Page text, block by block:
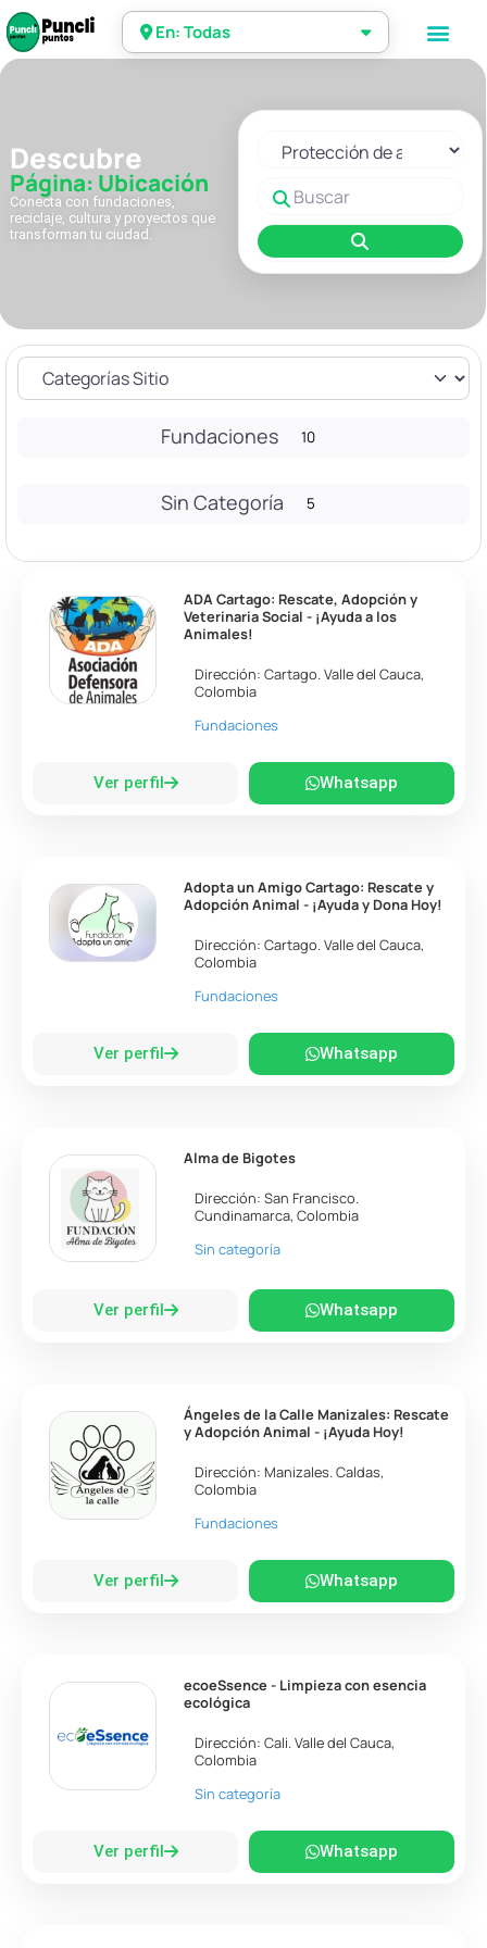
En: Todas
Descubre
Página: Ubicación
Conecta con fundaciones,
reciclaje, cultura y proyectos que
transforman tu ciudad.
Seleccionar el formulario de
Buscar
Fundaciones 10
Sin Categoría 5
ADA Cartago: Rescate, Adopción y
Veterinaria Social - ¡Ayuda a los
Animales!
Dirección:Cartago.Valle del Cauca,
Colombia
Fundaciones
Ver perfil Whatsapp
Adopta un Amigo Cartago: Rescate y
Adopción Animal - ¡Ayuda y Dona Hoy!
Dirección:Cartago.Valle del Cauca,
Colombia
Fundaciones
Ver perfil Whatsapp
Alma de Bigotes
Dirección:San Francisco.
Cundinamarca,Colombia
Sin categoría
Ver perfil Whatsapp
Ángeles de la Calle Manizales: Rescate
y Adopción Animal - ¡Ayuda Hoy!
Dirección: Manizales.Caldas,
Colombia
Fundaciones
Ver perfil Whatsapp
ecoeSsence - Limpieza con esencia
ecológica
Dirección:Cali.Valle del Cauca,
Colombia
Sin categoría
Ver perfil Whatsapp